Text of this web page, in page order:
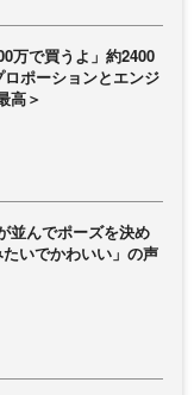
万で買うよ」約2400
ポーションとエンジ
高＞
並んでポーズを決め
いでかわいい」の声